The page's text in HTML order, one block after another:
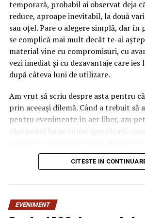
temporară, probabil ai observat deja
reduce, aproape inevitabil, la două
sau oțel. Pare o alegere simplă, dar
se complică mai mult decât te-ai
material vine cu compromisuri, cu
vezi imediat și cu dezavantaje care ies
după câteva luni de utilizare.
Am vrut să scriu despre asta pentru
prin aceeași dilemă. Când a trebuit să
pentru evenimente în aer liber, am
săptămâni bune citind specificații,
„corect” depinde mult de context, de
pavilionul și de ce condiții meteo ai
materialului mai mult
CITESTE IN
EVENIMENT